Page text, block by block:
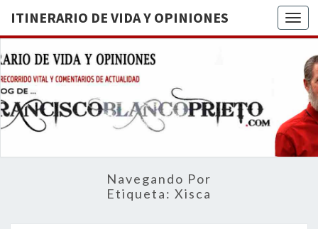
ITINERARIO DE VIDA Y OPINIONES
DE
BREVE
RECORRIDO
VITAL Y
ACTUALIDAD
Navegando Por
Etiqueta: Xisca